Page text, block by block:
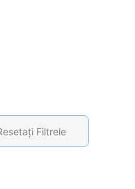
Filtrele